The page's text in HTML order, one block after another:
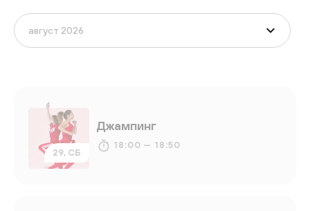
29, СБ
Джампинг
18:00 — 18:50